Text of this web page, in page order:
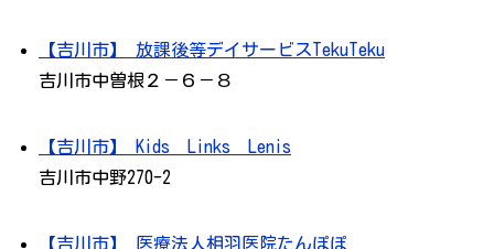
【吉川市】 放課後等デイサービスTekuTeku
吉川市中曽根２－６－８
【吉川市】 Kids Links Lenis
吉川市中野270-2
【吉川市】 医療法人相羽医院たんぽぽ